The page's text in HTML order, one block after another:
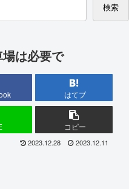
検索
は必要で
はてブ
コピー
2023.12.28 2023.12.11